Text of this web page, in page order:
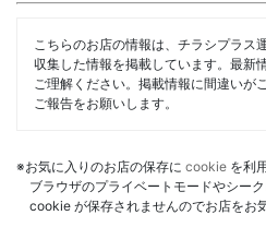
こちらのお店の情報は、チラシプラス
収集した情報を掲載しています。最新
ご理解ください。掲載情報に間違いが
ご報告をお願いします。
※お気に入りのお店の保存に cookie を利
ブラウザのプライベートモードやシー
cookie が保存されませんのでお店をお